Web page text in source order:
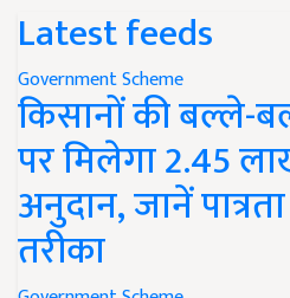
Latest feeds
Government Scheme
किसानों की बल्ले-
पर मिलेगा 2.45
अनुदान, जानें
तरीका